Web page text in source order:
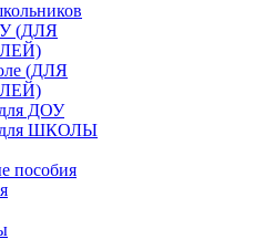
(ДЛЯ
(ДЛЯ
для ДОУ
для ШКОЛЫ
пособия